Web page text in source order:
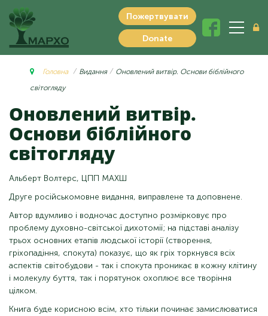
Пожертвувати
Donate
Головна Видання
Оновлений витвір. Основи біблійного
світогляду
Оновлений витвір.
Основи біблійного
світогляду
Альберт Волтерс, ЦПП МАХШ
Друге російськомовне видання, виправлене та доповнене.
Автор вдумливо і водночас доступно розмірковує про
проблему духовно-світської дихотомії; на підставі аналізу
трьох основних етапів людської історії (створення,
гріхопадіння, спокута) показує, що як гріх торкнувся всіх
аспектів світобудови - так і спокута проникає в кожну клітину
і молекулу буття, так і порятунок охоплює все творіння
цілком.
Книга буде корисною всім, хто тільки починає замислюватися